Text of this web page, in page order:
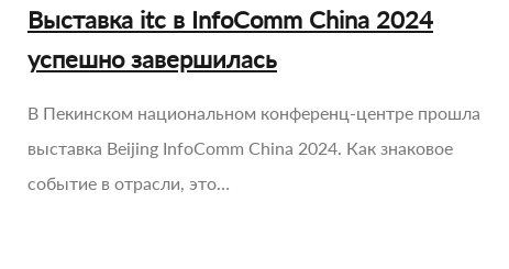
Выставка itc в InfoComm China 2024
успешно завершилась
В Пекинском национальном конференц-центре прошла
выставка Beijing InfoComm China 2024. Как знаковое
событие в отрасли, это…